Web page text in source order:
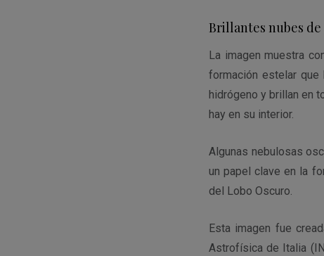
Brillantes nubes
La imagen muestra
formación estelar
hidrógeno y brillan en
hay en su interior.
Algunas nebulosas
un papel clave en la
del Lobo Oscuro.
Esta imagen fue
Astrofísica de Italia